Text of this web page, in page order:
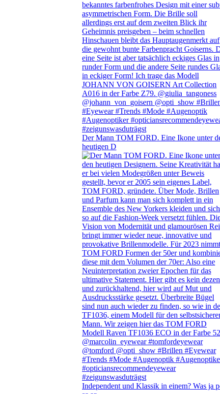
Der Mann TOM FORD. Eine Ikone unter
heutigen D
Independent und Klassik in einem? Was ja